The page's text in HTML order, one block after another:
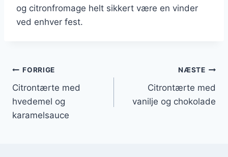
og citronfromage helt sikkert være en vinder
ved enhver fest.
Indlægsnavigation
FORRIGE
Citrontærte med
hvedemel og
karamelsauce
NÆSTE
Citrontærte med
vanilje og chokolade